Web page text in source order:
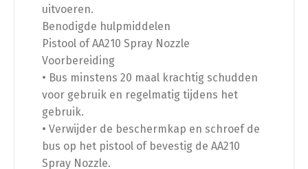
uitvoeren.
Benodigde hulpmiddelen
Pistool of AA210 Spray Nozzle
Voorbereiding
• Bus minstens 20 maal krachtig schudden
voor gebruik en regelmatig tijdens het
gebruik.
• Verwijder de beschermkap en schroef de
bus op het pistool of bevestig de AA210
Spray Nozzle.